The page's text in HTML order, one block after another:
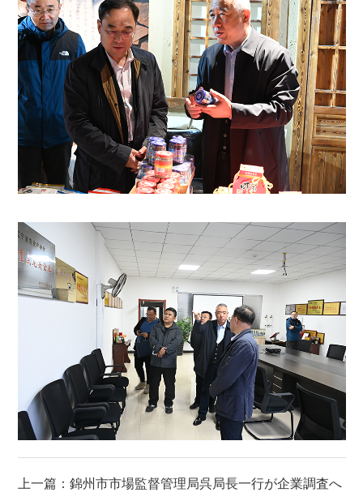
上一篇：錦州市市場監督管理局呉局長一行が企業調査へ